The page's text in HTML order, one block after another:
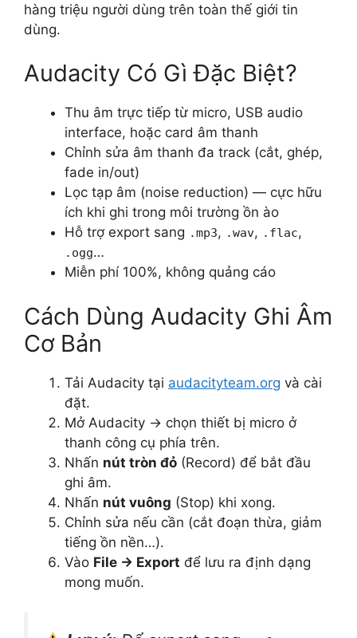
hàng triệu người dùng trên toàn thế giới tin
dùng.
Audacity Có Gì Đặc Biệt?
Thu âm trực tiếp từ micro, USB audio
interface, hoặc card âm thanh
Chỉnh sửa âm thanh đa track (cắt, ghép,
fade in/out)
Lọc tạp âm (noise reduction) — cực hữu
ích khi ghi trong môi trường ồn ào
Hỗ trợ export sang .mp3, .wav, .flac,
.ogg…
Miễn phí 100%, không quảng cáo
Cách Dùng Audacity Ghi Âm
Cơ Bản
Tải Audacity tại audacityteam.org và cài
đặt.
Mở Audacity → chọn thiết bị micro ở
thanh công cụ phía trên.
Nhấn nút tròn đỏ (Record) để bắt đầu
ghi âm.
Nhấn nút vuông (Stop) khi xong.
Chỉnh sửa nếu cần (cắt đoạn thừa, giảm
tiếng ồn nền…).
Vào File → Export để lưu ra định dạng
mong muốn.